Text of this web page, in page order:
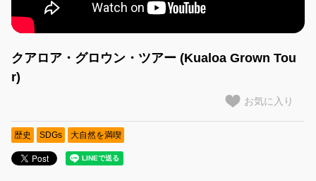
修学旅行
クアロアの歴史
アクセス
送迎バス
クアロア・グロウン・ツアー (Kualoa Grown Tou
r)
お気に入り
歴史 SDGs 大自然を満喫